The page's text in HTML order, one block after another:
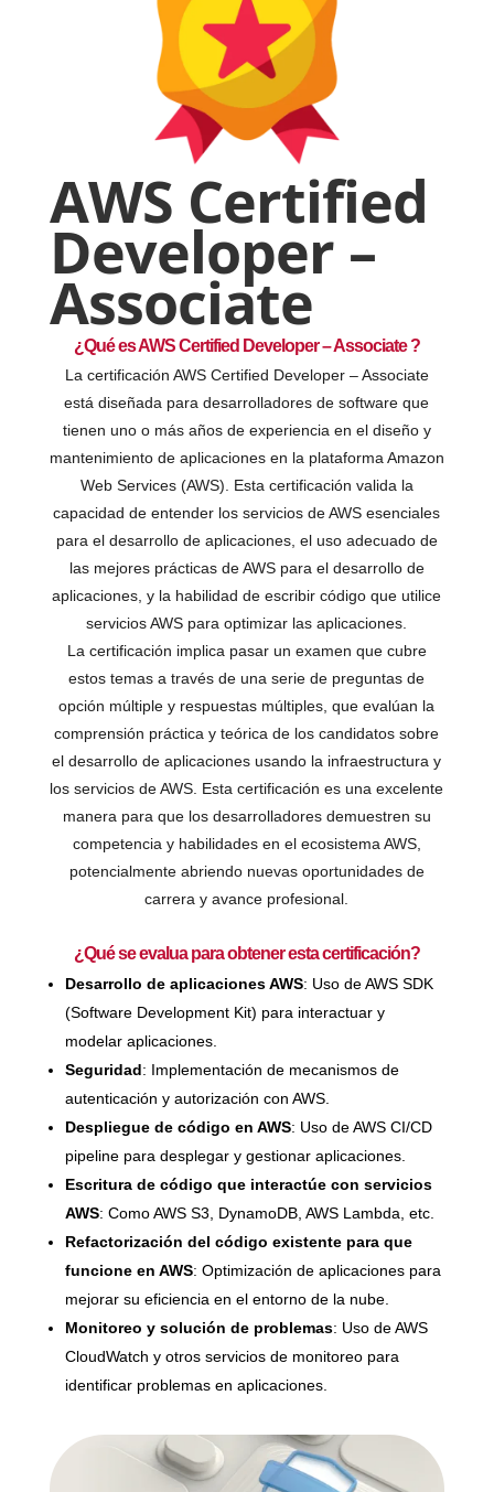
AWS Certified
Developer –
Associate
¿Qué es AWS Certified Developer – Associate ?
La certificación AWS Certified Developer – Associate
está diseñada para desarrolladores de software que
tienen uno o más años de experiencia en el diseño y
mantenimiento de aplicaciones en la plataforma Amazon
Web Services (AWS). Esta certificación valida la
capacidad de entender los servicios de AWS esenciales
para el desarrollo de aplicaciones, el uso adecuado de
las mejores prácticas de AWS para el desarrollo de
aplicaciones, y la habilidad de escribir código que utilice
servicios AWS para optimizar las aplicaciones.
La certificación implica pasar un examen que cubre
estos temas a través de una serie de preguntas de
opción múltiple y respuestas múltiples, que evalúan la
comprensión práctica y teórica de los candidatos sobre
el desarrollo de aplicaciones usando la infraestructura y
los servicios de AWS. Esta certificación es una excelente
manera para que los desarrolladores demuestren su
competencia y habilidades en el ecosistema AWS,
potencialmente abriendo nuevas oportunidades de
carrera y avance profesional.
¿Qué se evalua para obtener esta certificación?
Desarrollo de aplicaciones AWS: Uso de AWS SDK
(Software Development Kit) para interactuar y
modelar aplicaciones.
Seguridad: Implementación de mecanismos de
autenticación y autorización con AWS.
Despliegue de código en AWS: Uso de AWS CI/CD
pipeline para desplegar y gestionar aplicaciones.
Escritura de código que interactúe con servicios
AWS: Como AWS S3, DynamoDB, AWS Lambda, etc.
Refactorización del código existente para que
funcione en AWS: Optimización de aplicaciones para
mejorar su eficiencia en el entorno de la nube.
Monitoreo y solución de problemas: Uso de AWS
CloudWatch y otros servicios de monitoreo para
identificar problemas en aplicaciones.